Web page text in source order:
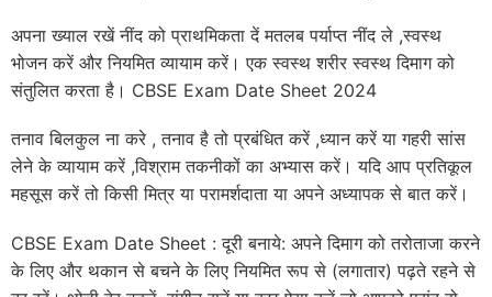
अपना ख्याल रखें नींद को प्राथमिकता दें मतलब पर्याप्त नींद ले ,स्वस्थ
भोजन करें और नियमित व्यायाम करें। एक स्वस्थ शरीर स्वस्थ दिमाग को
संतुलित करता है। CBSE Exam Date Sheet 2024
तनाव बिलकुल ना करे , तनाव है तो प्रबंधित करें ,ध्यान करें या गहरी सांस
लेने के व्यायाम करें ,विश्राम तकनीकों का अभ्यास करें। यदि आप प्रतिकूल
महसूस करें तो किसी मित्र या परामर्शदाता या अपने अध्यापक से बात करें।
CBSE Exam Date Sheet : दूरी बनाये: अपने दिमाग को तरोताजा करने
के लिए और थकान से बचने के लिए नियमित रूप से (लगातार) पढ़ते रहने से